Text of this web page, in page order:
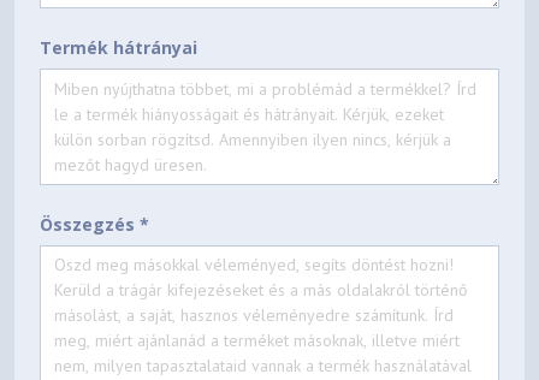
Termék hátrányai
Összegzés *